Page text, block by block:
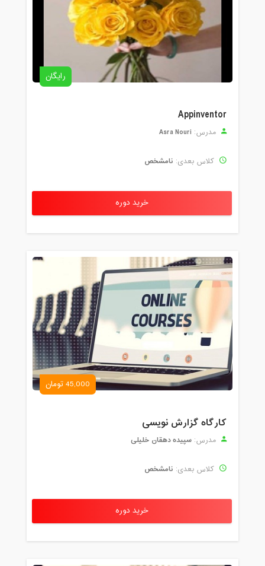
رایگان
Appinventor
مدرس: Asra Nouri
کلاس بعدی: نامشخص
خرید دوره
45,000 تومان
کارگاه گزارش نویسی
مدرس: سپیده دهقان خلیلی
کلاس بعدی: نامشخص
خرید دوره